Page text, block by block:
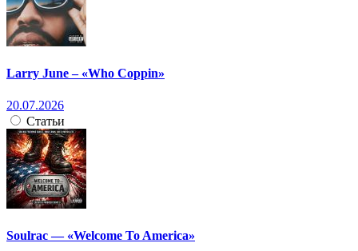
Larry June – «Who Coppin»
20.07.2026
Статьи
Soulrac — «Welcome To America»